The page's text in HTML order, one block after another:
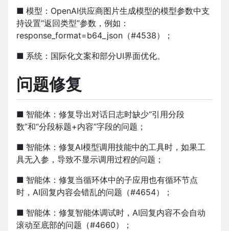
■ 模型：OpenAI供应商图片生成模型的模型参数中支
持设置“返回类型”参数，例如：
response_format=b64_json（#4538）；
■ 系统：国际化文案和部分UI界面优化。
问题修复
■ 智能体：修复导出对话日志时缺少“引用分段
数”和“分段标题+内容”字段的问题；
■ 智能体：修复AI模型调用技能中的工具时，如果工
具无入参，导致不显示调用过程的问题；
■ 智能体：修复当循环体中的子应用也有循环节点
时，AI回复内容会错乱的问题（#4654）；
■ 智能体：修复智能体调试时，AI回复内容不会自动
滚动至底部的问题（#4660）；